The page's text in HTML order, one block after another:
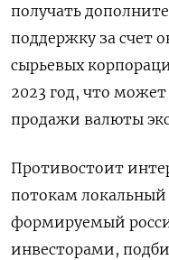
получать
поддержку за счет
сырьевых
2023 год, что
продажи валюты
Противостоит
потокам
формируемый
инвесторами,